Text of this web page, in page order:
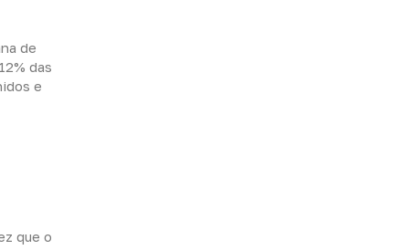
de
das
e
que o